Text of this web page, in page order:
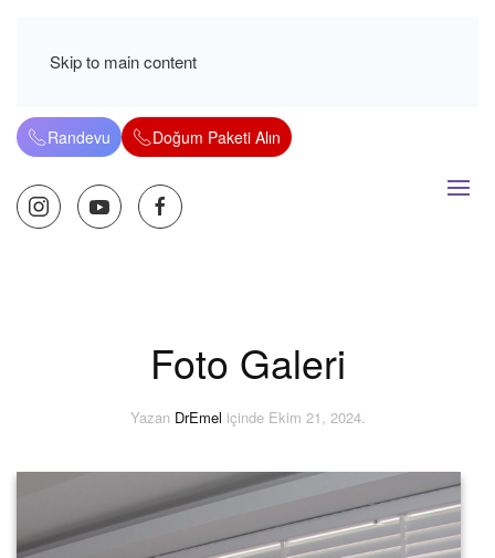
Skip to main content
Randevu Doğum Paketi Alın
Foto Galeri
Yazan DrEmel içinde Ekim 21, 2024.